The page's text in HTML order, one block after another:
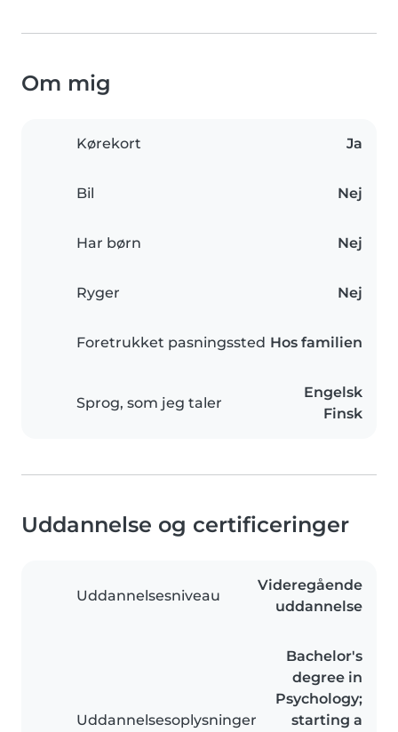
Om mig
Kørekort Ja
Bil Nej
Har børn Nej
Ryger Nej
Foretrukket pasningssted Hos familien
Sprog, som jeg taler
Engelsk
Finsk
Uddannelse og certificeringer
Uddannelsesniveau
Videregående
uddannelse
Uddannelsesoplysninger
Bachelor's
degree in
Psychology;
starting a